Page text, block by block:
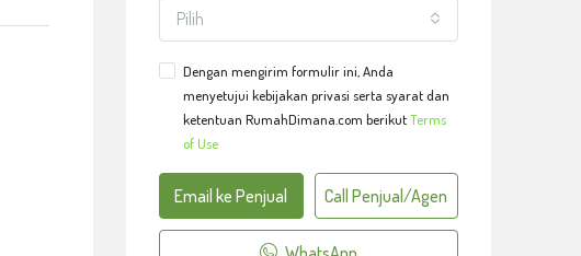
Pilih
Dengan mengirim formulir ini, Anda
menyetujui kebijakan privasi serta syarat dan
ketentuan RumahDimana.com berikutTerms
of Use
Email ke Penjual Call Penjual/Agen